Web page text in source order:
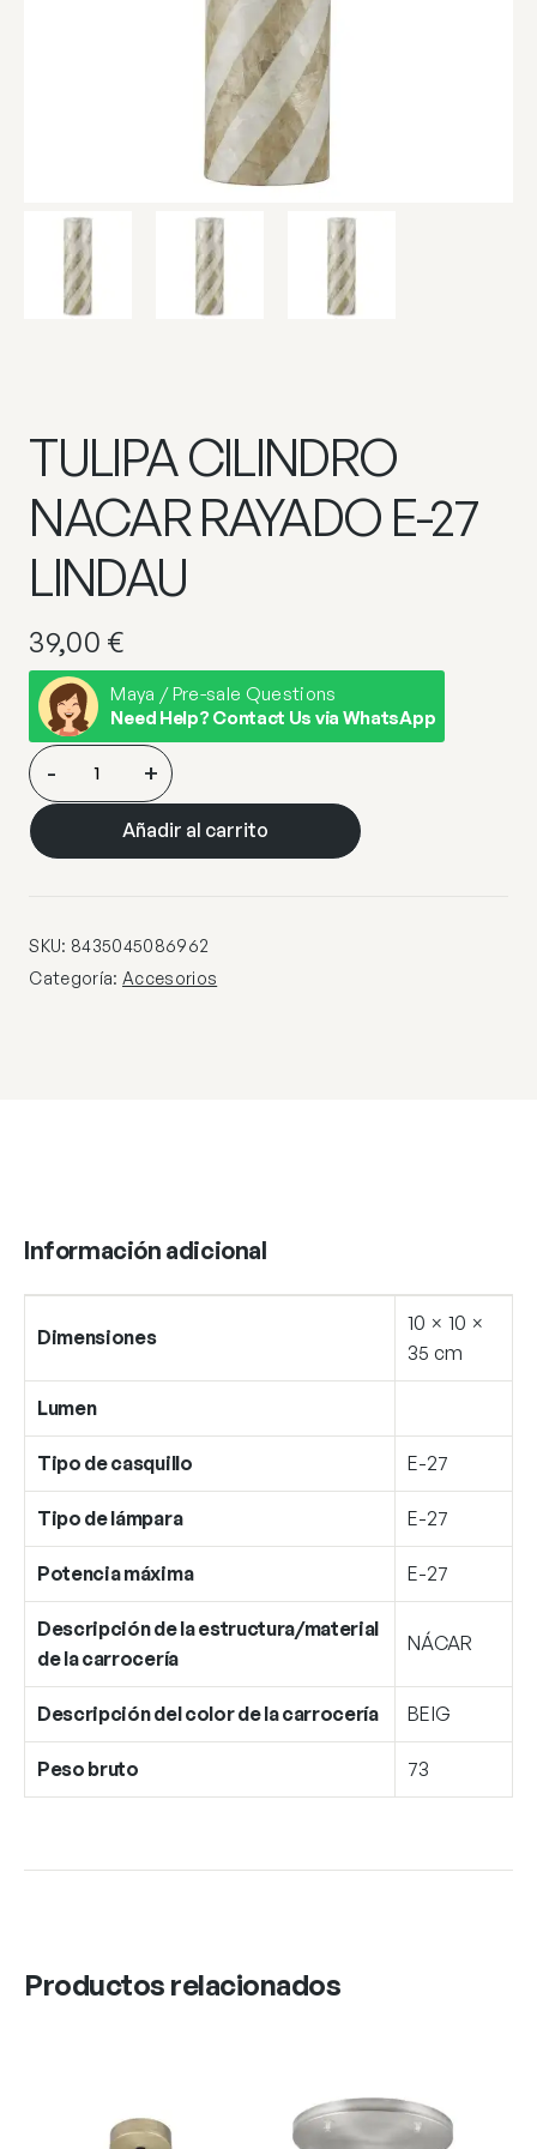
TULIPA CILINDRO
NACAR RAYADO E-27
LINDAU
39,00 €
Maya / Pre-sale Questions
Need Help? Contact Us via WhatsApp
TULIPA
CILINDRO
NACAR
RAYADO
LINDAU
cantidad
- +
Añadir al carrito
SKU: 8435045086962
Categoría: Accesorios
Información adicional
Dimensiones
10 × 10 ×
35 cm
Lumen
Tipo de casquillo E-27
Tipo de lámpara E-27
Potencia máxima E-27
Descripción de la estructura/material
de la carrocería
NÁCAR
Descripción del color de la carrocería BEIG
Peso bruto 73
Productos relacionados